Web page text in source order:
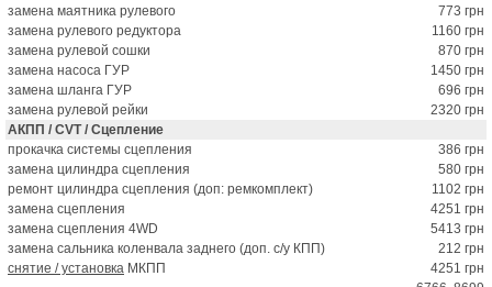
замена маятника рулевого
773 грн
замена рулевого редуктора
1160 грн
замена рулевой сошки
870 грн
замена насоса ГУР
1450 грн
замена шланга ГУР
696 грн
замена рулевой рейки
2320 грн
АКПП / CVT / Сцепление
прокачка системы сцепления
386 грн
замена цилиндра сцепления
580 грн
ремонт цилиндра сцепления (доп: ремкомплект)
1102 грн
замена сцепления
4251 грн
замена сцепления 4WD
5413 грн
замена сальника коленвала заднего (доп. с/у КПП)
212 грн
снятие / установка МКПП
4251 грн